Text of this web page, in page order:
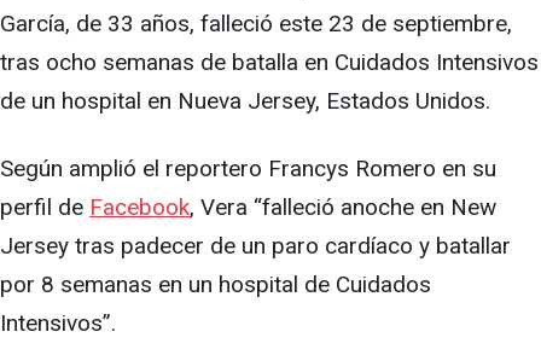
García, de 33 años, falleció este 23 de septiembre,
tras ocho semanas de batalla en Cuidados Intensivos
de un hospital en Nueva Jersey, Estados Unidos.
Según amplió el reportero Francys Romero en su
perfil de Facebook, Vera “falleció anoche en New
Jersey tras padecer de un paro cardíaco y batallar
por 8 semanas en un hospital de Cuidados
Intensivos”.